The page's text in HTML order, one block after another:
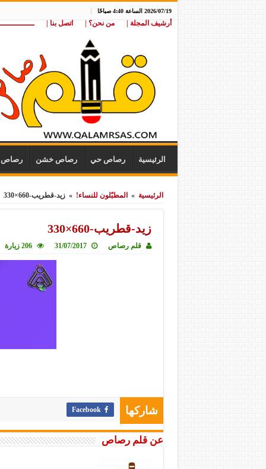
2026/07/19 الساعة 4:40 صباحًا
أرشيف المجلة | من نحن؟ | اتصل بنا |
الرئيسية رصاص حي رصاص خشن رصاص
الرئيسية » المطبّلون للنساء! » زيد-قطريب-660×330
زيد-قطريب-660×330
قلم رصاص 31/07/2017 206 زيارة
شاركها Facebook
عن قلم رصاص